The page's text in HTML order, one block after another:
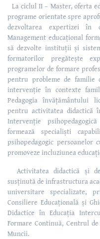
La ciclul II – Master, oferta
programe orientate spre
dezvoltarea expertizei în
Management educațional
să dezvolte instituții și
formatorilor pregătește
programelor de formare
pentru probleme de familie
intervenție în contexte
Pedagogia învățământului
pentru activitatea didactică
Intervenție
formează specialiști
psihopedagogic persoanelor
promoveze incluziunea
Activitatea didactică și
susținută de infrastructura
universitare specializate,
Consiliere Educațională și
Didactice în Educația
Formare Continuă, Centrul
Muncii.